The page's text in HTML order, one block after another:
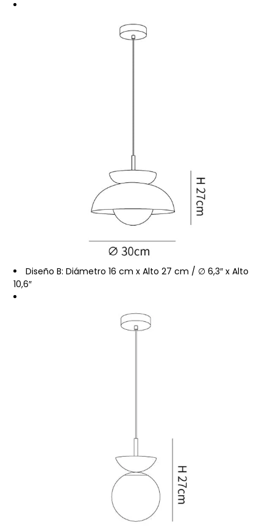
Diseño B: Diámetro 16 cm x Alto 27 cm / ∅ 6,3″ x Alto
10,6″